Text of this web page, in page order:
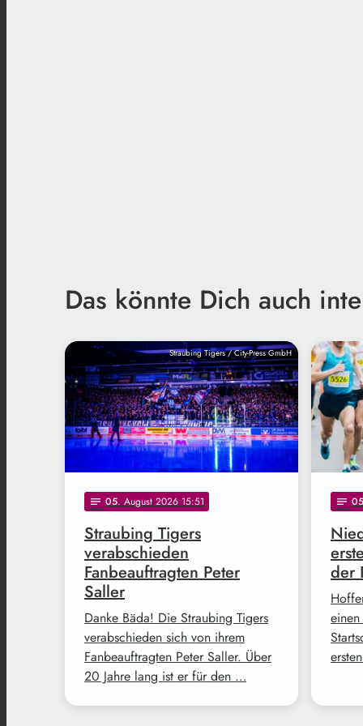
Das könnte Dich auch
Straubing Tigers / City-Press GmbH
notes 05. August 2026 15:51
Straubing Tigers
verabschieden
Fanbeauftragten Peter
Saller
Danke Bäda! Die Straubing Tigers
verabschieden sich von ihrem
Fanbeauftragten Peter Saller. Über
20 Jahre lang ist er für den …
notes 05
der